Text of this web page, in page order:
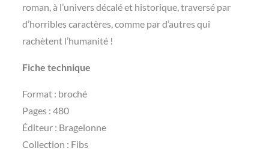
roman, à l’univers décalé et historique, traversé par
d’horribles caractères, comme par d’autres qui
rachètent l’humanité !
Fiche technique
Format : broché
Pages : ‎480
Éditeur ‏: ‎Bragelonne
Collection : Fibs